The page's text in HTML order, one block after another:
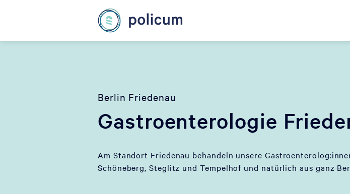
Berlin Friedenau
Gastroenterologie
Am Standort Friedenau behandeln unsere
Schöneberg, Steglitz und Tempelhof und natürlich aus ganz